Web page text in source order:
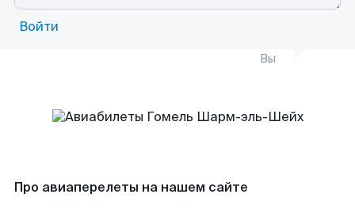
Войти
Вы
Про авиаперелеты на нашем сайте